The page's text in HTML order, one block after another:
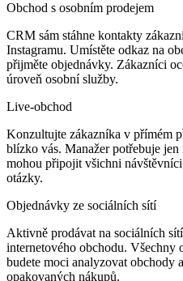
Obchod s osobním prodejem
CRM sám stáhne kontakty
Instagramu. Umístěte odkaz na
přijměte objednávky. Zákazníci
úroveň osobní služby.
Live-obchod
Konzultujte zákazníka v přímém
blízko vás. Manažer potřebuje
mohou připojit všichni
otázky.
Objednávky ze sociálních sítí
Aktivně prodávat na sociálních
internetového obchodu. Všechny
budete moci analyzovat obchody
opakovaných nákupů.